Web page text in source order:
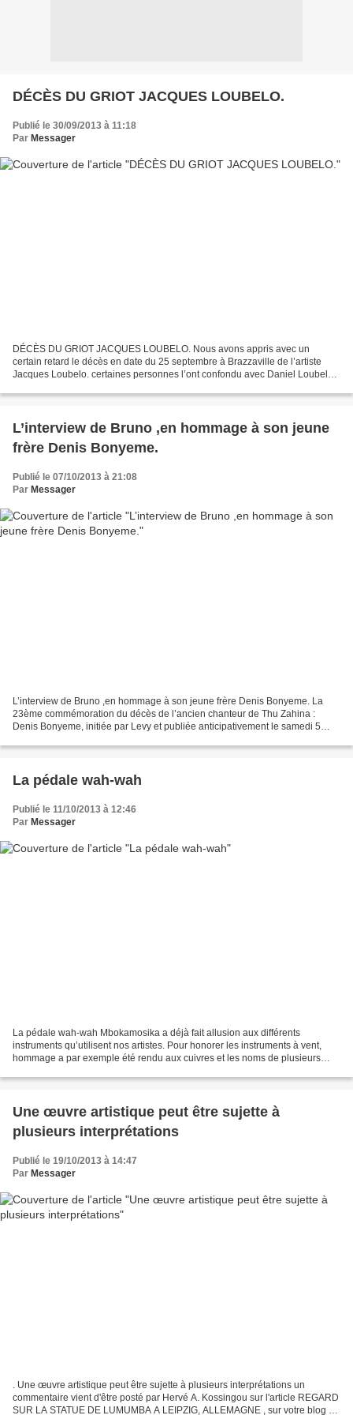
DÉCÈS DU GRIOT JACQUES LOUBELO.
Publié le 30/09/2013 à 11:18
Par Messager
DÉCÈS DU GRIOT JACQUES LOUBELO. Nous avons appris avec un
certain retard le décès en date du 25 septembre à Brazzaville de l’artiste
Jacques Loubelo. certaines personnes l’ont confondu avec Daniel Loubelo
L’interview de Bruno ,en hommage à son jeune
frère Denis Bonyeme.
Publié le 07/10/2013 à 21:08
Par Messager
L’interview de Bruno ,en hommage à son jeune frère Denis Bonyeme. La
23ème commémoration du décès de l’ancien chanteur de Thu Zahina :
Denis Bonyeme, initiée par Levy et publiée anticipativement le samedi 5
La pédale wah-wah
Publié le 11/10/2013 à 12:46
Par Messager
La pédale wah-wah Mbokamosika a déjà fait allusion aux différents
instruments qu’utilisent nos artistes. Pour honorer les instruments à vent,
hommage a par exemple été rendu aux cuivres et les noms de plusieurs
Une œuvre artistique peut être sujette à
plusieurs interprétations
Publié le 19/10/2013 à 14:47
Par Messager
. Une œuvre artistique peut être sujette à plusieurs interprétations un
commentaire vient d'être posté par Hervé A. Kossingou sur l'article REGARD
SUR LA STATUE DE LUMUMBA A LEIPZIG, ALLEMAGNE , sur votre blog Le